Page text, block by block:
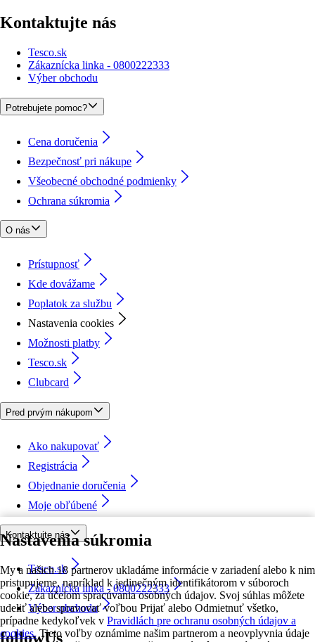
Nastavenia súkromia
My a našich 18 partnerov ukladáme informácie v zariadení alebo k nim
pristupujeme, napríklad k jedinečným identifikátorom v súboroch
cookie, za účelom spracúvania osobných údajov. Svoj súhlas môžete
udeliť alebo spravovať voľbou Prijať alebo Odmietnuť všetko,
prípadne kedykoľvek v Pravidlách pre ochranu osobných údajov a
cookies. Tieto voľby oznámime našim partnerom a neovplyvnia údaje
Kontaktujte nás
Tesco.sk
Zákaznícka linka - 0800222333
Výber obchodu
Potrebujete pomoc?
Cena doručenia
Bezpečnosť pri nákupe
Všeobecné obchodné podmienky
Ochrana súkromia
O nás
Prístupnosť
Kde dovážame
Poplatok za službu
Nastavenia cookies
Možnosti platby
Tesco.sk
Clubcard
Pred prvým nákupom
Ako nakupovať
Registrácia
Objednanie doručenia
Moje obľúbené
Kontaktujte nás
Tesco.sk
Zákaznícka linka - 0800222333
Výber obchodu
followUs